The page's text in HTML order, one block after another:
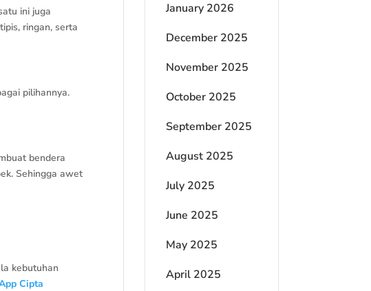
ini juga
ringan, serta
pilihannya.
bendera
Sehingga awet
kebutuhan
Cipta
January 2026
December 2025
November 2025
October 2025
September 2025
August 2025
July 2025
June 2025
May 2025
April 2025